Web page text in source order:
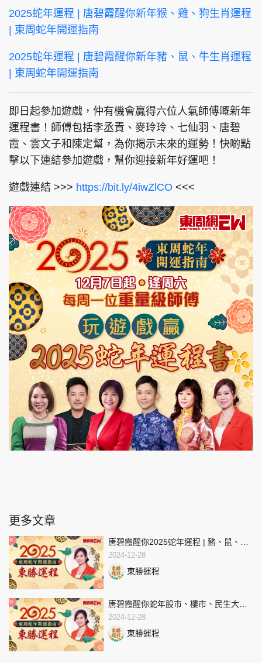
2025蛇年運程 | 唐碧霞醒你新年猴、雞、狗生肖運程
| 東周蛇年開運指南
2025蛇年運程 | 唐碧霞醒你新年豬、鼠、牛生肖運程
| 東周蛇年開運指南
即日起參加遊戲，仲有機會贏得六位人氣師傅嘅新年
運程書！師傅包括李丞責、麥玲玲、七仙羽、唐碧
霞、雲文子和陳定幫，為你揭示未來的運勢！快啲點
擊以下連結參加遊戲，幫你迎接新年好運吧！
遊戲連結 >>> https://bit.ly/4iwZlCO <<<
更多文章
唐碧霞醒你2025蛇年運程 | 豬、鼠、牛
生肖運程 | 東周蛇年開運指南
2024-12-28
東勝運程
唐碧霞醒你蛇年股市、樓市、民生大預
測 | 2025蛇年運程 | 東周蛇年開運指南
2024-12-28
東勝運程